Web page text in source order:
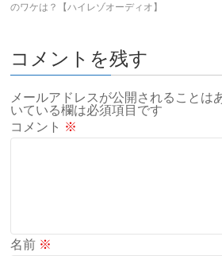
のワケは？【ハイレゾオーディオ】
コメントを残す
メールアドレスが公開されることは
いている欄は必須項目です
コメント ※
名前 ※